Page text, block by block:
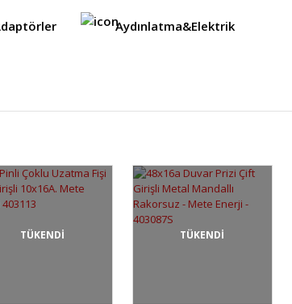
Aydınlatma&Elektrik
TÜKENDİ TÜKENDİ